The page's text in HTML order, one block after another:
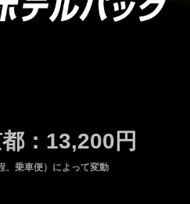
：13,200円
、乗車便）によって変動